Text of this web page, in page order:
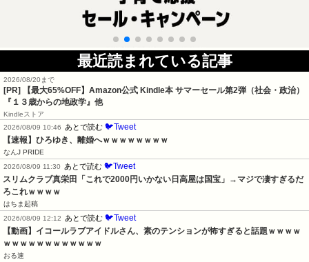
最近読まれている記事
2026/08/20まで
[PR]
【最大65%OFF】Amazon公式 Kindle本 サマーセール第2弾（社会・政治）
『１３歳からの地政学』他
Kindleストア
2026/08/09 10:46
あとで読む 🐦Tweet
【速報】ひろゆき、離婚へｗｗｗｗｗｗｗｗ
なんJ PRIDE
2026/08/09 11:30
あとで読む 🐦Tweet
スリムクラブ真栄田「これで2000円いかない日高屋は国宝」→マジで凄すぎるだ
ろこれｗｗｗｗ
はちま起稿
2026/08/09 12:12
あとで読む 🐦Tweet
【動画】イコールラブアイドルさん、素のテンションが怖すぎると話題ｗｗｗｗ
ｗｗｗｗｗｗｗｗｗｗｗｗ
おる速